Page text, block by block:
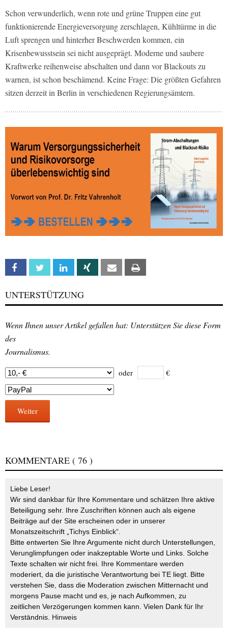
Schon verwunderlich, wenn rote und grüne Truppen eine gut
funktionierende Energieversorgung zerschlagen, Kühltürme in die
Luft sprengen und hinterher Beschwerden kommen, ein
Krisenbewusstsein sei nicht ausgeprägt. Moderne und saubere
Kraftwerke reihenweise abschalten und dann vor Blackouts zu
warnen, ist schon beschämend. Keine Frage: Die größten Gefahren
sitzen derzeit in Berlin in verschiedenen Regierungsämtern.
Facebook Twitter Linkedin Xing Email
UNTERSTÜTZUNG
Wenn Ihnen unser Artikel gefallen hat: Unterstützen Sie diese Form
des
Journalismus.
oder €
Weiter
KOMMENTARE ( 76 )
Liebe Leser!
Wir sind dankbar für Ihre Kommentare und schätzen Ihre aktive
Beteiligung sehr. Ihre Zuschriften können auch als eigene
Beiträge auf der Site erscheinen oder in unserer
Monatszeitschrift „Tichys Einblick“.
Bitte entwerten Sie Ihre Argumente nicht durch Unterstellungen,
Verunglimpfungen oder inakzeptable Worte und Links. Solche
Texte schalten wir nicht frei. Ihre Kommentare werden
moderiert, da die juristische Verantwortung bei TE liegt. Bitte
verstehen Sie, dass die Moderation zwischen Mitternacht und
morgens Pause macht und es, je nach Aufkommen, zu
zeitlichen Verzögerungen kommen kann. Vielen Dank für Ihr
Verständnis. Hinweis